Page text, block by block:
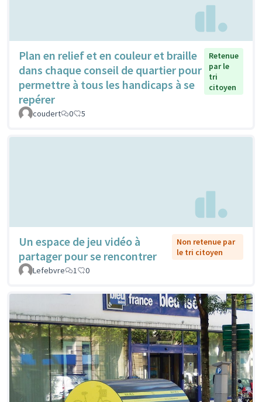
Plan en relief et en couleur et braille
dans chaque conseil de quartier pour
permettre à tous les handicaps à se
repérer
Retenue
par le
tri
citoyen
coudert 0 5
Un espace de jeu vidéo à
partager pour se rencontrer
Non retenue par
le tri citoyen
Lefebvre
1 0